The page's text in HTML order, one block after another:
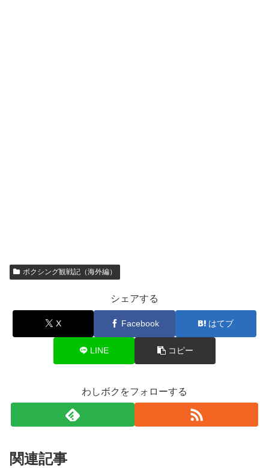
ボクシング観戦記（海外編）
シェアする
X Facebook はてブ
LINE コピー
わしボクをフォローする
関連記事